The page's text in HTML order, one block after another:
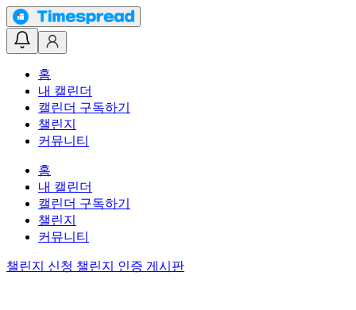
홈
내 캘린더
캘린더 구독하기
챌린지
커뮤니티
홈
내 캘린더
캘린더 구독하기
챌린지
커뮤니티
챌린지 신청 챌린지 인증 게시판